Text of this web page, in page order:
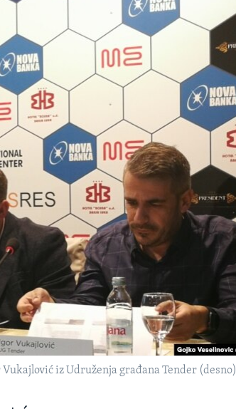
iz Udruženja građana Tender (desno)